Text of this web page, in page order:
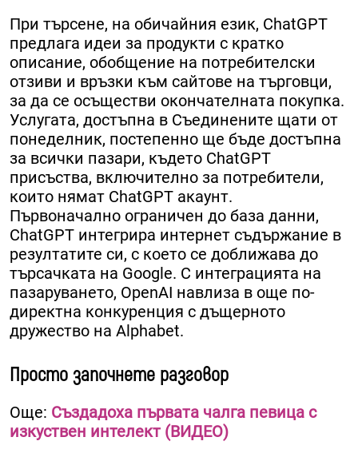
При търсене, на обичайния език, ChatGPT
предлага идеи за продукти с кратко
описание, обобщение на потребителски
отзиви и връзки към сайтове на търговци,
за да се осъществи окончателната покупка.
Услугата, достъпна в Съединените щати от
понеделник, постепенно ще бъде достъпна
за всички пазари, където ChatGPT
присъства, включително за потребители,
които нямат ChatGPT акаунт.
Първоначално ограничен до база данни,
ChatGPT интегрира интернет съдържание в
резултатите си, с което се доближава до
търсачката на Google. С интеграцията на
пазаруването, OpenAI навлиза в още по-
директна конкуренция с дъщерното
дружество на Alphabet.
Просто започнете разговор
Още: Създадоха първата чалга певица с
изкуствен интелект (ВИДЕО)